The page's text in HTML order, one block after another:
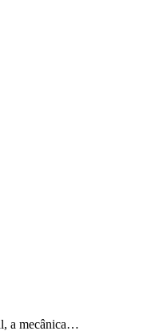
a mecânica…